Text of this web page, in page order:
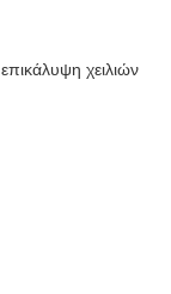
χειλιών